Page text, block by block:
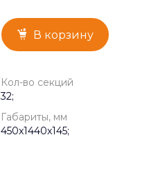
В корзину
Кол-во секций
32;
Габариты, мм
450x1440x145;